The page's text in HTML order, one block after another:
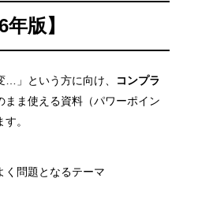
版】
…」という方に向け、
コンプラ
まま使える資料（パワーポイン
。
く問題となるテーマ